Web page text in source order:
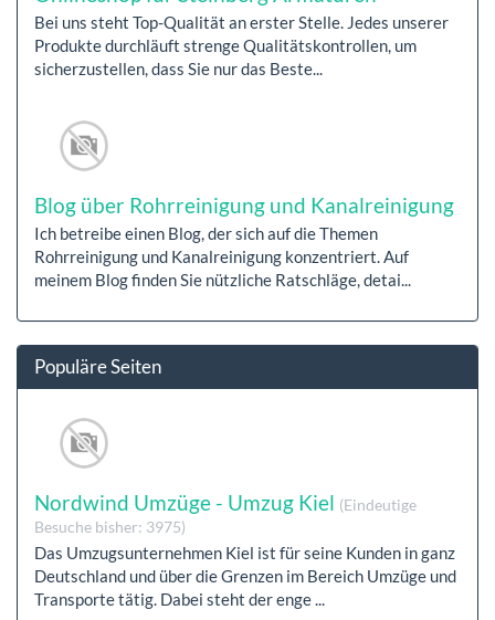
Bei uns steht Top-Qualität an erster Stelle. Jedes unserer
Produkte durchläuft strenge Qualitätskontrollen, um
sicherzustellen, dass Sie nur das Beste...
Blog über Rohrreinigung und Kanalreinigung
Ich betreibe einen Blog, der sich auf die Themen
Rohrreinigung und Kanalreinigung konzentriert. Auf
meinem Blog finden Sie nützliche Ratschläge, detai...
Populäre Seiten
Nordwind Umzüge - Umzug Kiel (Eindeutige
Besuche bisher: 3975)
Das Umzugsunternehmen Kiel ist für seine Kunden in ganz
Deutschland und über die Grenzen im Bereich Umzüge und
Transporte tätig. Dabei steht der enge ...